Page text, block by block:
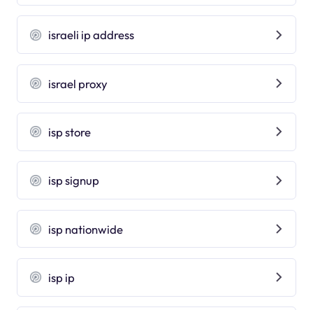
israeli ip address
israel proxy
isp store
isp signup
isp nationwide
isp ip